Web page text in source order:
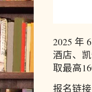
2025 年
酒店、
取最高
报名链接